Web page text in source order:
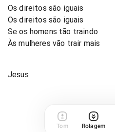
Os direitos são iguais
Os direitos são iguais
Se os homens tão traindo
Às mulheres vão trair mais
Jesus
Tom Rolagem